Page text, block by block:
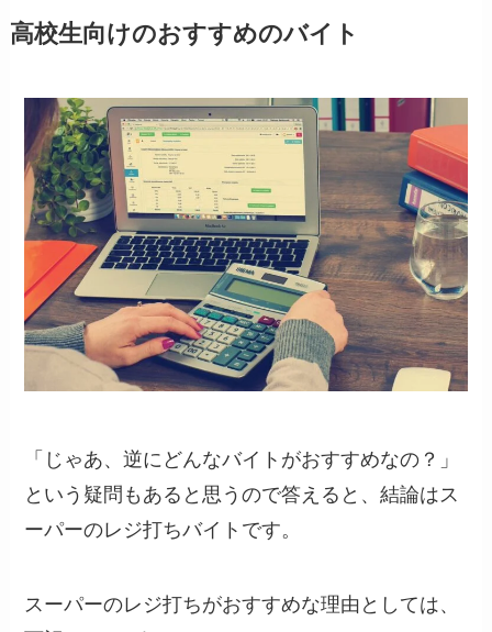
高校生向けのおすすめのバイト
「じゃあ、逆にどんなバイトがおすすめなの？」
という疑問もあると思うので答えると、結論はス
ーパーのレジ打ちバイトです。
スーパーのレジ打ちがおすすめな理由としては、